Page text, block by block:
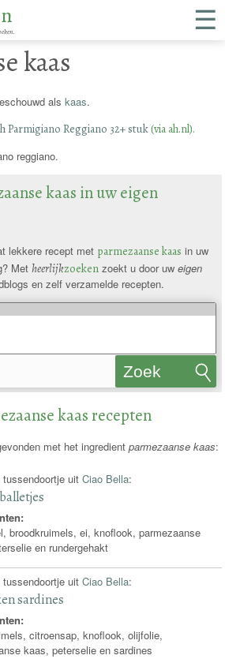
☰
kaas
alskaas.
Parmigiano Reggiano 32+ stuk(via ah.nl).
reggiano.
kaas in uw eigen
lekkere recept met parmezaanse kaas in uw
Met heerlijkzoeken zoekt u door uw eigen
en zelf verzamelde recepten.
Zoek
kaas recepten
met het ingredientparmezaanse kaas:
tussendoortje uitCiao Bella:
broodkruimels, ei, knoflook, parmezaanse
en rundergehakt
tussendoortje uitCiao Bella:
sardines
citroensap, knoflook, olijfolie,
kaas, peterselie en sardines